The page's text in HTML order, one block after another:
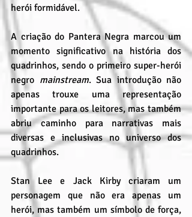
herói formidável.
A criação do Pantera Negra marcou um
momento significativo na história dos
quadrinhos, sendo o primeiro super-herói
negro mainstream. Sua introdução não
apenas trouxe uma representação
importante para os leitores, mas também
abriu caminho para narrativas mais
diversas e inclusivas no universo dos
quadrinhos.
Stan Lee e Jack Kirby criaram um
personagem que não era apenas um
herói, mas também um símbolo de força,